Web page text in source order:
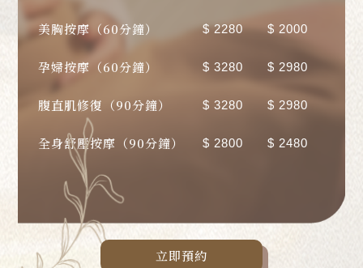
美胸按摩（60分鐘） $ 2280 $ 2000
孕婦按摩（60分鐘） $ 3280 $ 2980
腹直肌修復（90分鐘） $ 3280 $ 2980
全身舒壓按摩（90分鐘） $ 2800 $ 2480
立即預約